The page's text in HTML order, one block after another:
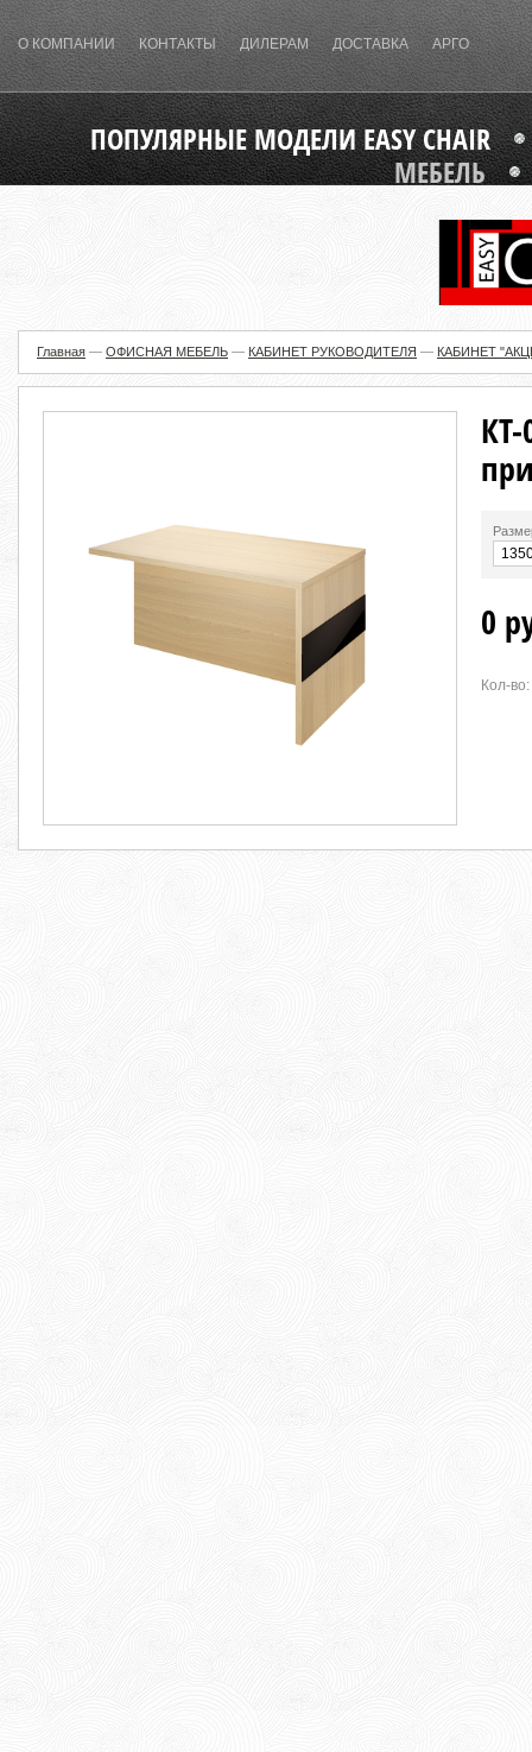
О КОМПАНИИ КОНТАКТЫ ДИЛЕРАМ ДОСТАВКА АРГО
ПОПУЛЯРНЫЕ МОДЕЛИ EASY CHAIR
МЕБЕЛЬ
Главная — ОФИСНАЯ МЕБЕЛЬ — КАБИНЕТ РУКОВОДИТЕЛЯ — КАБИНЕТ
0
Кол-во: